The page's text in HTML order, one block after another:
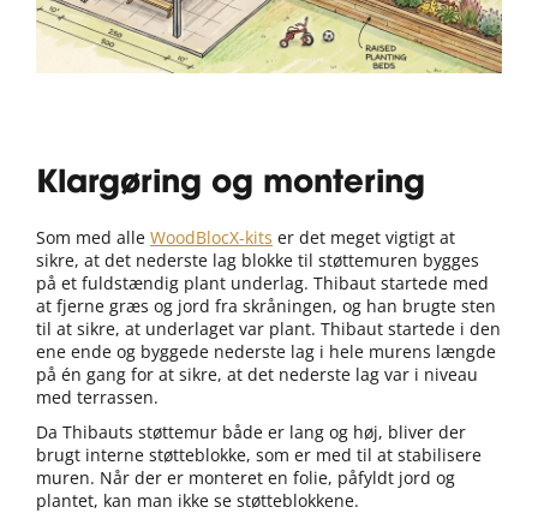
Klargøring og montering
Som med alle WoodBlocX-kits er det meget vigtigt at
sikre, at det nederste lag blokke til støttemuren bygges
på et fuldstændig plant underlag. Thibaut startede med
at fjerne græs og jord fra skråningen, og han brugte sten
til at sikre, at underlaget var plant. Thibaut startede i den
ene ende og byggede nederste lag i hele murens længde
på én gang for at sikre, at det nederste lag var i niveau
med terrassen.
Da Thibauts støttemur både er lang og høj, bliver der
brugt interne støtteblokke, som er med til at stabilisere
muren. Når der er monteret en folie, påfyldt jord og
plantet, kan man ikke se støtteblokkene.